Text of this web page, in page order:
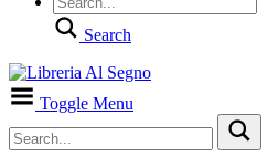
Search
Toggle Menu